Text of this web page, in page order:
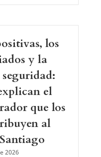
los
y la
el
que los
al
2026